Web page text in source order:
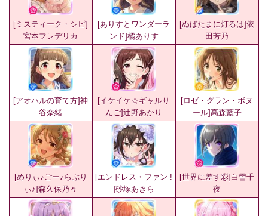
[ミスティーク・シピ]
宮本フレデリカ
[ありすとワンダーラ
ンド]橘ありす
[ぬばたまに灯るは]依
田芳乃
[アオハルの育て方]神
谷奈緒
[イケイケ☆ギャルり
んご]辻野あかり
[ロゼ・グラン・ボヌ
ール]高森藍子
[めりぃ♪ごー♪らぶり
ぃ♪]森久保乃々
[エンドレス・ファン !
]砂塚あきら
[世界に差す彩]白雪千
夜